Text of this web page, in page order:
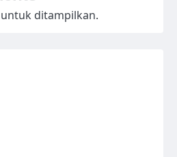
ditampilkan.